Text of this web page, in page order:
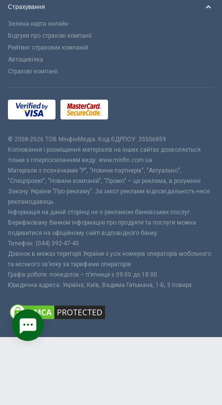
Страхування
Зелена карта онлайн
Відгуки про страхові компанії
Рейтинг страхових компаній
Автоцивілка
Страхові компанії
© 2008-2026 ТОВ МiнфiнМедiа. Код ЄДРПОУ: 35506859
Копіювання і розміщення матеріалів на інших сайтах дозволяється
тільки з гіперпосиланням виду: www.minfin.com.ua
Матеріали з позначками "Р", "Новини партнерів", "Актуально",
"Спецпроект", "Новини компаній", "Промо" – це реклама, в розумінні
Закону України "Про рекламу". За зміст реклами відповідальність несе
рекламодавець.
Інформація на даній сторінці не є рекламою банківських послуг.
Верифіковану банком інформацію про продукти та послуги можна
подивитися на офіційному сайті відповідного банку.
Телефон: (044) 392-47-40
Дзвінок в межах території України з усіх номерів операторів мобільного
та міського зв’язку за тарифами операторів
Графік роботи: понеділок – п’ятниця з 09:00 до 18:00
Юридична адреса: Україна, Київ, Вадима Гетьмана, 1-Б, 3 поверх